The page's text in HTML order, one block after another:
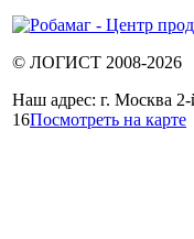
© ЛОГИСТ 2008-2026
Наш адрес: г. Москва
16Посмотреть на карте